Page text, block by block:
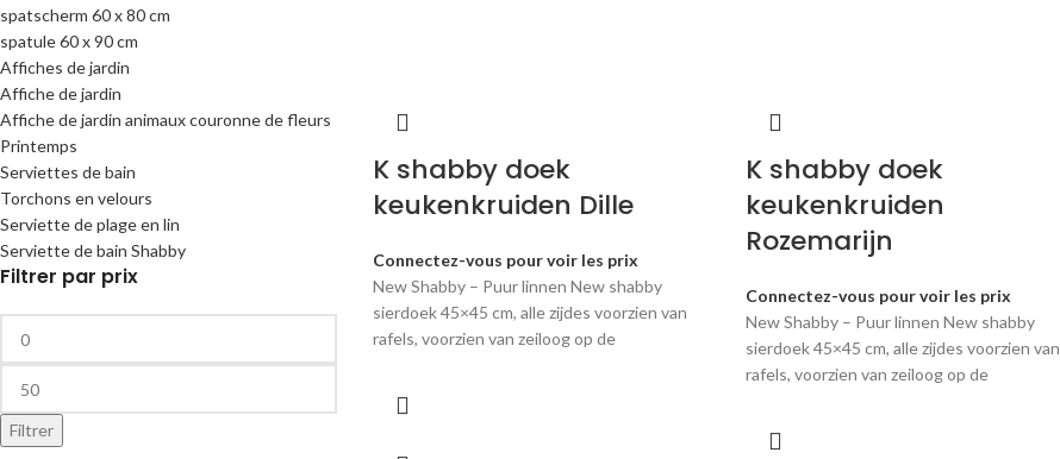
spatscherm 60 x 80 cm
spatule 60 x 90 cm
Affiches de jardin
Affiche de jardin
Affiche de jardin animaux couronne de fleurs
Printemps
Serviettes de bain
Torchons en velours
Serviette de plage en lin
Serviette de bain Shabby
Filtrer par prix
Filtrer
K shabby doek
keukenkruiden Dille
Connectez-vous pour voir les prix
New Shabby – Puur linnen New shabby
sierdoek 45×45 cm, alle zijdes voorzien van
rafels, voorzien van zeiloog op de
K shabby doek
keukenkruiden
Rozemarijn
Connectez-vous pour voir les prix
New Shabby – Puur linnen New shabby
sierdoek 45×45 cm, alle zijdes voorzien van
rafels, voorzien van zeiloog op de